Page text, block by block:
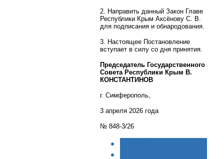
2. Направить данный Закон Главе
Республики Крым Аксёнову С. В.
для подписания и обнародования.
3. Настоящее Постановление
вступает в силу со дня принятия.
Председатель Государственного
Совета Республики Крым В.
КОНСТАНТИНОВ
г. Симферополь,
3 апреля 2026 года
№ 848-3/26